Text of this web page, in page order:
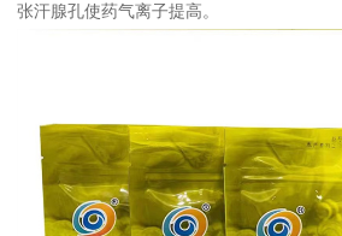
张汗腺孔使药气离子提高。